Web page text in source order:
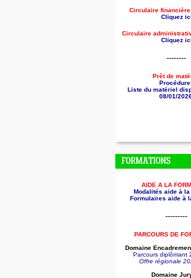
Circulaire financière
Cliquez ici
Circulaire
Cliquez ici
--------
Prêt de
Liste du matériel
08/01/
FORMATIONS
AIDE A LA
Modalités aide à
Formulaires aide à
---------
PARCOURS DE
Domaine
Parcours diplômant
Offre régionale
Domaine